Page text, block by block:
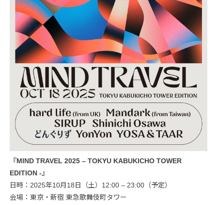
『MIND TRAVEL 2025 – TOKYU KABUKICHO TOWER
EDITION -』
日時：2025年10月18日（土）12:00 – 23:00（予定）
会場：東京・新宿 東急歌舞伎町タワー